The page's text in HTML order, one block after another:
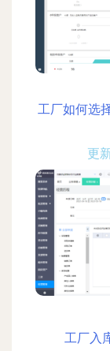
工厂如何选
更
工厂入